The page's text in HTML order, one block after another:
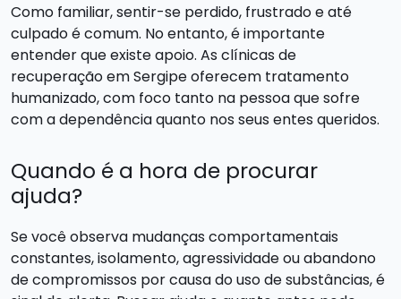
Como familiar, sentir-se perdido, frustrado e até
culpado é comum. No entanto, é importante
entender que existe apoio. As clínicas de
recuperação em Sergipe oferecem tratamento
humanizado, com foco tanto na pessoa que sofre
com a dependência quanto nos seus entes queridos.
Quando é a hora de procurar
ajuda?
Se você observa mudanças comportamentais
constantes, isolamento, agressividade ou abandono
de compromissos por causa do uso de substâncias, é